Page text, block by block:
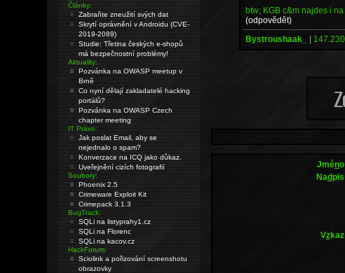
btw; KGB c&m najdes i
(odpovědět)
Bystroushaak_
|
Jmén
Nad
Vz
Články:
Zabraňte zneužití svých dat
Skrytí oprávnění v Androidu (CVE-
2019-2089)
Studie: Třetina českých e-shopů
má bezpečnostní problémy!
Aktuality:
Pozvánka na OWASP meetup v
Brně
Co nyní dělají zakladatelé hacking
portálů?
Pozvánka na OWASP Czech
chapter meeting
IT Právo:
Jak poslat Email, aby se
nejednalo o spam?
Konverzace na ICQ jako důkaz.
Uveřejnění cizích fotografií
Soubory:
Phoenix 2.5
Crimeware Exploit Kit
Crimepack 3.1.3
BugTrack:
SQLi na listyprahy1.cz
SQLi na Florenc
SQLi na kacov.cz
HackForum:
Sciolink a pořizování screenshotu
obrazovky